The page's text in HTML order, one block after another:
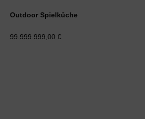
Outdoor Spielküche
99.999.999,00 €